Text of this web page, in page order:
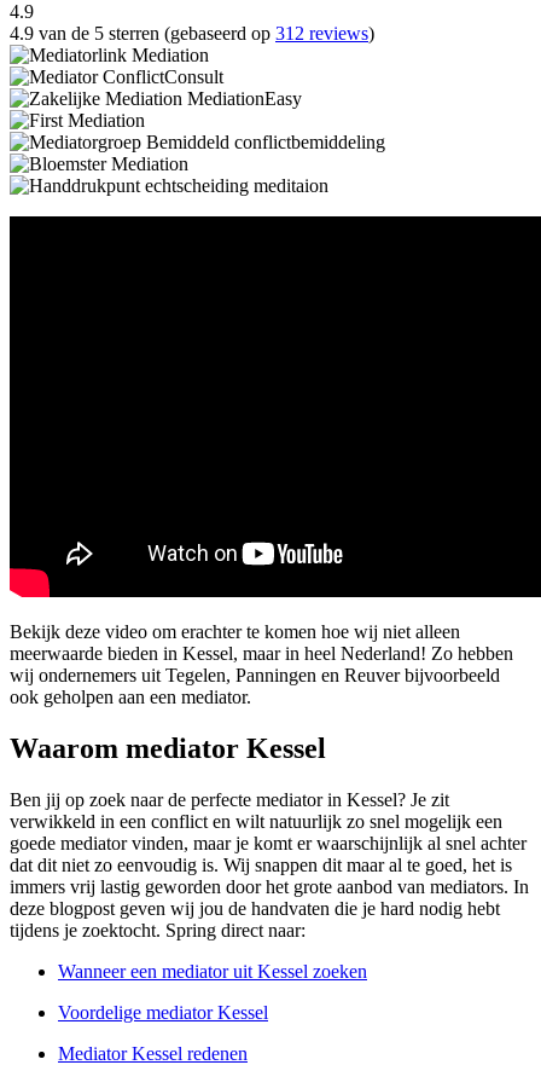
4.9
4.9 van de 5 sterren (gebaseerd op 312 reviews)
Bekijk deze video om erachter te komen hoe wij niet alleen
meerwaarde bieden in Kessel, maar in heel Nederland! Zo hebben
wij ondernemers uit Tegelen, Panningen en Reuver bijvoorbeeld
ook geholpen aan een mediator.
Waarom mediator Kessel
Ben jij op zoek naar de perfecte mediator in Kessel? Je zit
verwikkeld in een conflict en wilt natuurlijk zo snel mogelijk een
goede mediator vinden, maar je komt er waarschijnlijk al snel achter
dat dit niet zo eenvoudig is. Wij snappen dit maar al te goed, het is
immers vrij lastig geworden door het grote aanbod van mediators. In
deze blogpost geven wij jou de handvaten die je hard nodig hebt
tijdens je zoektocht. Spring direct naar:
Wanneer een mediator uit Kessel zoeken
Voordelige mediator Kessel
Mediator Kessel redenen